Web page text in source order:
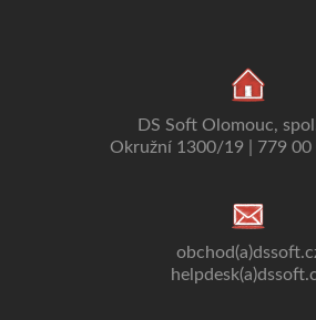
DS Soft Olomouc,
Okružní 1300/19 | 779 00